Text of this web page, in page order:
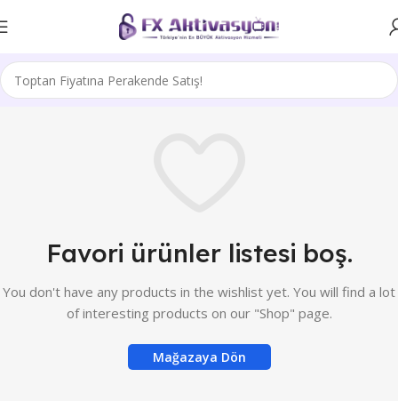
Favori ürünler listesi boş.
You don't have any products in the wishlist yet. You will find a lot
of interesting products on our "Shop" page.
Mağazaya Dön